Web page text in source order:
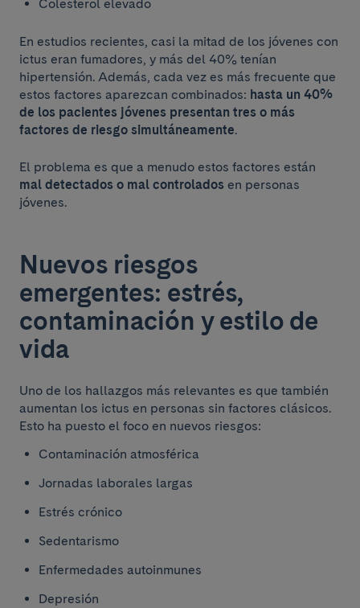
Colesterol elevado
En estudios recientes, casi la mitad de los jóvenes con
ictus eran fumadores, y más del 40% tenían
hipertensión. Además, cada vez es más frecuente que
estos factores aparezcan combinados: hasta un 40%
de los pacientes jóvenes presentan tres o más
factores de riesgo simultáneamente.
El problema es que a menudo estos factores están
mal detectados o mal controlados en personas
jóvenes.
Nuevos riesgos
emergentes: estrés,
contaminación y estilo de
vida
Uno de los hallazgos más relevantes es que también
aumentan los ictus en personas sin factores clásicos.
Esto ha puesto el foco en nuevos riesgos:
Contaminación atmosférica
Jornadas laborales largas
Estrés crónico
Sedentarismo
Enfermedades autoinmunes
Depresión